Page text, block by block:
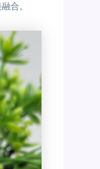
合。